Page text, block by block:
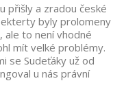
přišly a zradou české
byly prolomeny
ale to není vhodné
mít velké problémy.
se Sudeťáky už od
u nás právní